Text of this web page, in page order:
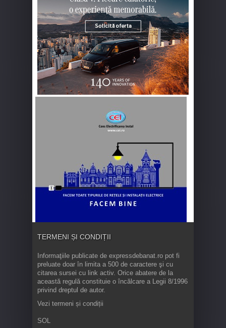
TERMENI ȘI CONDIȚII
Informaţiile publicate de expressdebanat.ro pot fi
preluate doar în limita a 500 de caractere şi cu
citarea sursei cu link activ. Orice abatere de la
această regulă constituie o încălcare a Legii 8/1996
privind dreptul de autor.
Vezi termeni și condiții
SOL